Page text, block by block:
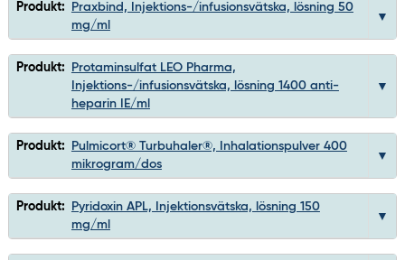
Produkt:
Praxbind, Injektions-/infusionsvätska, lösning 50
mg/ml
Produkt:
Protaminsulfat LEO Pharma,
Injektions-/infusionsvätska, lösning 1400 anti-
heparin IE/ml
Produkt:
Pulmicort® Turbuhaler®, Inhalationspulver 400
mikrogram/dos
Produkt:
Pyridoxin APL, Injektionsvätska, lösning 150
mg/ml